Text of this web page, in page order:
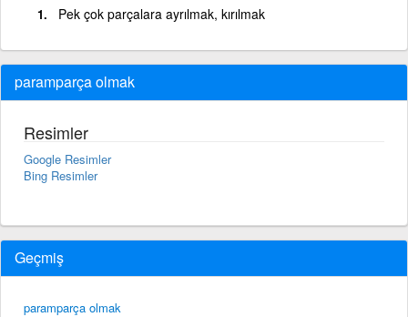
Pek çok parçalara ayrılmak, kırılmak
paramparça olmak
Resimler
Google Resimler
Bing Resimler
Geçmiş
paramparça olmak